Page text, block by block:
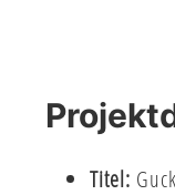
Titel: